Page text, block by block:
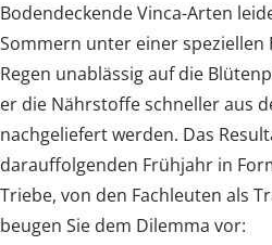
Bodendeckende Vinca-Arten
Sommern unter einer
Regen unablässig auf die
er die Nährstoffe schneller aus
nachgeliefert werden. Das
darauffolgenden Frühjahr in
Triebe, von den Fachleuten als
beugen Sie dem Dilemma vor: